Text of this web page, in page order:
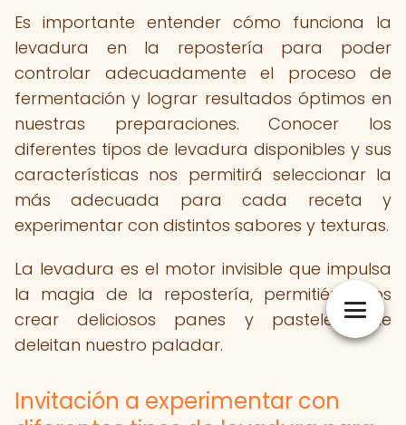
Es importante entender cómo funciona la
levadura en la repostería para poder
controlar adecuadamente el proceso de
fermentación y lograr resultados óptimos en
nuestras preparaciones. Conocer los
diferentes tipos de levadura disponibles y sus
características nos permitirá seleccionar la
más adecuada para cada receta y
experimentar con distintos sabores y texturas.
La levadura es el motor invisible que impulsa
la magia de la repostería, permitiéndonos
crear deliciosos panes y pasteles que
deleitan nuestro paladar.
Invitación a experimentar con